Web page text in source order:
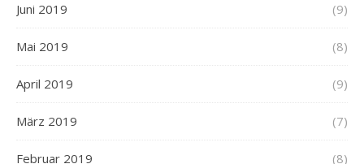
Juni 2019 (9)
Mai 2019 (8)
April 2019 (9)
März 2019 (7)
Februar 2019 (8)